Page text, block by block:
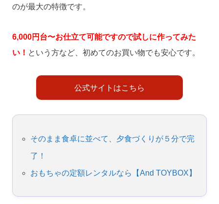
のが最大の特徴です。
6,000円台〜お仕立て可能ですので試しに作ってみた
い！ という方など、初めてのお買い物でも安心です。
公式サイトはこちら
そのまま食卓に並べて、夕食づくりが５分で完
了！
おもちゃの定額レンタルなら【And TOYBOX】